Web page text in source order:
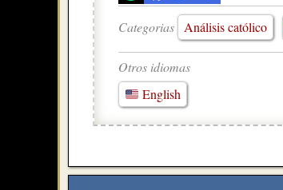
Categorias Análisis católico
Otros idiomas
English